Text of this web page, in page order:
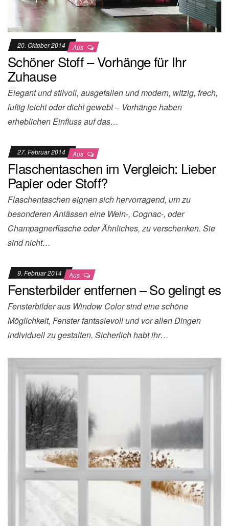
20. Oktober 2014 Aus
Schöner Stoff – Vorhänge für Ihr
Zuhause
Elegant und stilvoll, ausgefallen und modern, witzig, frech,
luftig leicht oder dicht gewebt – Vorhänge haben
erheblichen Einfluss auf das…
27. Februar 2014 Aus
Flaschentaschen im Vergleich: Lieber
Papier oder Stoff?
Flaschentaschen eignen sich hervorragend, um zu
besonderen Anlässen eine Wein-, Cognac-, oder
Champagnerflasche oder Ähnliches, zu verschenken. Sie
sind nicht…
9. Februar 2014 Aus
Fensterbilder entfernen – So gelingt es
Fensterbilder aus Window Color sind eine schöne
Möglichkeit, Fenster fantasievoll und vor allen Dingen
individuell zu gestalten. Sicherlich habt ihr…